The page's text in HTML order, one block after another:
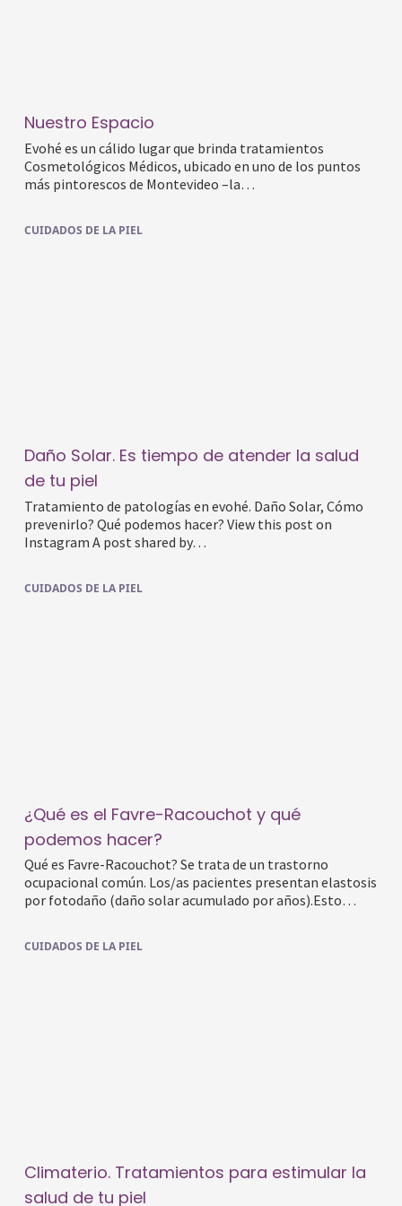
Nuestro Espacio
Evohé es un cálido lugar que brinda tratamientos
Cosmetológicos Médicos, ubicado en uno de los puntos
más pintorescos de Montevideo –la…
CUIDADOS DE LA PIEL
Daño Solar. Es tiempo de atender la salud
de tu piel
Tratamiento de patologías en evohé. Daño Solar, Cómo
prevenirlo? Qué podemos hacer? View this post on
Instagram A post shared by…
CUIDADOS DE LA PIEL
¿Qué es el Favre-Racouchot y qué
podemos hacer?
Qué es Favre-Racouchot? Se trata de un trastorno
ocupacional común. Los/as pacientes presentan elastosis
por fotodaño (daño solar acumulado por años).Esto…
CUIDADOS DE LA PIEL
Climaterio. Tratamientos para estimular la
salud de tu piel